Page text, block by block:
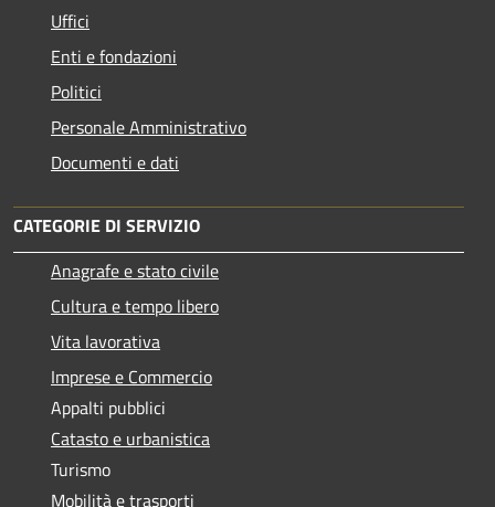
Uffici
Enti e fondazioni
Politici
Personale Amministrativo
Documenti e dati
CATEGORIE DI SERVIZIO
Anagrafe e stato civile
Cultura e tempo libero
Vita lavorativa
Imprese e Commercio
Appalti pubblici
Catasto e urbanistica
Turismo
Mobilità e trasporti